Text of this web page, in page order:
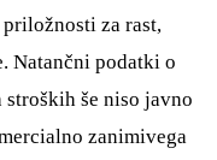
za rast,
Natančni podatki o
še niso javno
zanimivega